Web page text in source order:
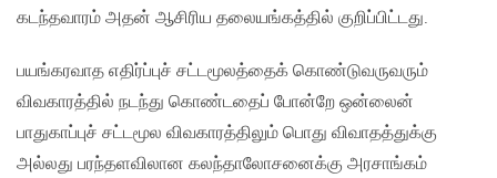
கடந்தவாரம் அதன் ஆசிரிய தலையங்கத்தில் குறிப்பிட்டது.
பயங்கரவாத எதிர்ப்புச் சட்டமூலத்தைக் கொண்டுவருவரும்
விவகாரத்தில் நடந்து கொண்டதைப் போன்றே ஒன்லைன்
பாதுகாப்புச் சட்டமூல விவகாரத்திலும் பொது விவாதத்துக்கு
அல்லது பரந்தளவிலான கலந்தாலோசனைக்கு அரசாங்கம்